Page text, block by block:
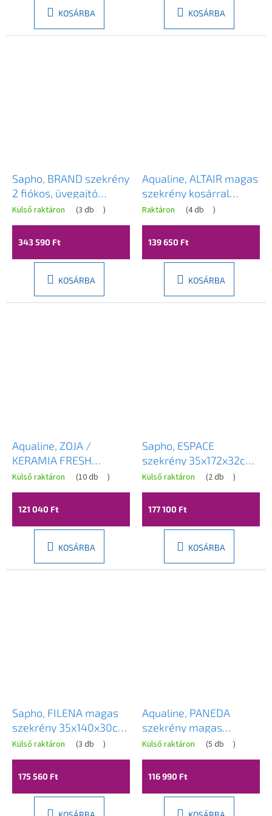
KOSÁRBA KOSÁRBA
Sapho, BRAND szekrény
2 fiókos, üvegajtó
40x140x30cm, valódi,
pácolt luc, BA043S
Külső raktáron (3 db )
343 590 Ft
KOSÁRBA
Aqualine, ALTAIR magas
szekrény kosárral
40x184x31cm, emporio
tölgy, AI485L
Raktáron (4 db )
139 650 Ft
KOSÁRBA
Aqualine, ZOJA /
KERAMIA FRESH
szekrény magas
50x184x29cm, fehér,
fiókos, 51291
Külső raktáron (10 db )
121 040 Ft
KOSÁRBA
Sapho, ESPACE
szekrény 35x172x32cm,
1x ajtó, bal/jobb,
Alabama tölgy, ESC330-
2222
Külső raktáron (2 db )
177 100 Ft
KOSÁRBA
Sapho, FILENA magas
szekrény 35x140x30cm,
fekete matt csík,
FID3540BS
Külső raktáron (3 db )
175 560 Ft
Aqualine, PANEDA
szekrény magas
35x165x31cm, fehér,
bal/jobb, PN165
Külső raktáron (5 db )
116 990 Ft